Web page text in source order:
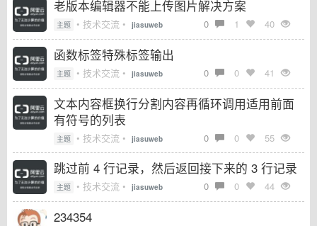
老版本编辑器不能上传图片解决方案
主题 • 技术交流 • jiasuweb 0 1 40
函数标签特殊标签输出
主题 • 技术交流 • jiasuweb 0 0 41
文本内容框换行分割内容再循环调用适用前面
有符号的列表
主题 • 技术交流 • jiasuweb 0 0 55
跳过前 4 行记录，然后返回接下来的 3 行记录
主题 • 技术交流 • jiasuweb 0 0 44
234354